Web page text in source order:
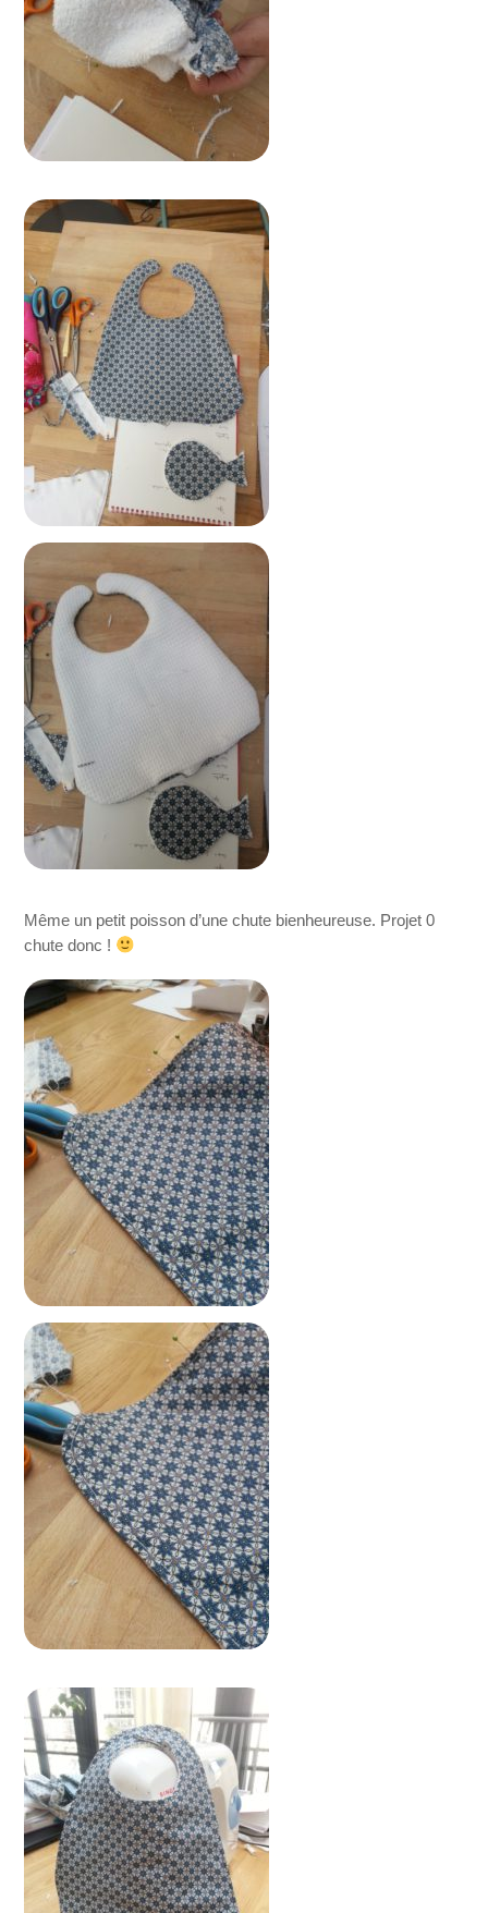
Même un petit poisson d’une chute bienheureuse. Projet 0
chute donc !